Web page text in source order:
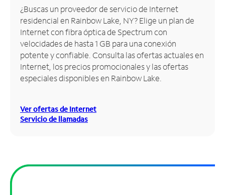
Inglés
Administrar
cuenta
Encuentra
una
tienda
¿Buscas un proveedor de servicio de Internet
residencial en Rainbow Lake, NY? Elige un plan de
Internet con fibra óptica de Spectrum con
velocidades de hasta 1 GB para una conexión
potente y confiable. Consulta las ofertas actuales en
Internet, los precios promocionales y las ofertas
especiales disponibles en Rainbow Lake.
Ver ofertas de Internet
Servicio de llamadas